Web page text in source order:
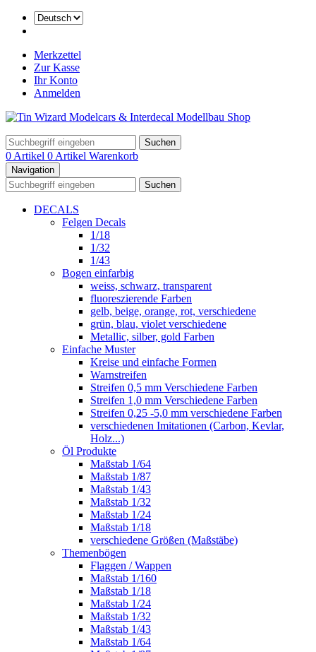
Merkzettel
Zur Kasse
Ihr Konto
Anmelden
Suchen
0 Artikel 0 Artikel Warenkorb
Navigation
Suchen
DECALS
Felgen Decals
1/18
1/32
1/43
Bogen einfarbig
weiss, schwarz, transparent
fluoreszierende Farben
gelb, beige, orange, rot, verschiedene
grün, blau, violet verschiedene
Metallic, silber, gold Farben
Einfache Muster
Kreise und einfache Formen
Warnstreifen
Streifen 0,5 mm Verschiedene Farben
Streifen 1,0 mm Verschiedene Farben
Streifen 0,25 -5,0 mm verschiedene Farben
verschiedenen Imitationen (Carbon, Kevlar,
Holz...)
Öl Produkte
Maßstab 1/64
Maßstab 1/87
Maßstab 1/43
Maßstab 1/32
Maßstab 1/24
Maßstab 1/18
verschiedene Größen (Maßstäbe)
Themenbögen
Flaggen / Wappen
Maßstab 1/160
Maßstab 1/18
Maßstab 1/24
Maßstab 1/32
Maßstab 1/43
Maßstab 1/64